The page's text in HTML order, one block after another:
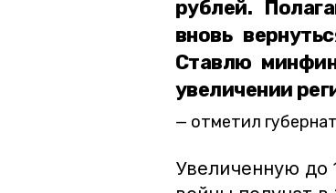
рублей.
вновь
Ставлю
увеличении
отметил
Увеличенную до